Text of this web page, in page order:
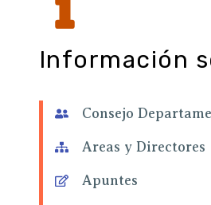
Información
Consejo
Areas y Directores
Apuntes